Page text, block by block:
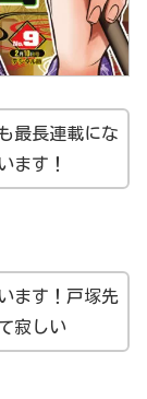
最長連載にな
ます！
ます！戸塚先
寂しい